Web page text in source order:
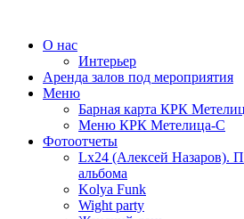
О нас
Интерьер
Аренда залов под мероприятия
Меню
Барная карта КРК
Меню КРК Метелица-С
Фотоотчеты
Lx24 (Алексей Назаров).
альбома
Kolya Funk
Wight party